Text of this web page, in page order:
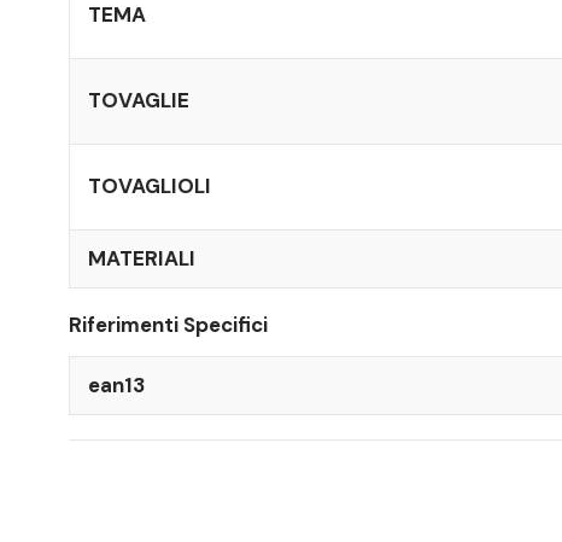
TEMA
TOVAGLIE
TOVAGLIOLI
MATERIALI
Riferimenti Specifici
ean13